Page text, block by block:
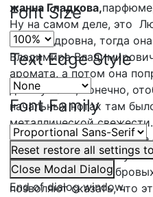
Font Size
Text Edge Style
Font Family
Reset restore all settings
Close Modal Dialog
End of dialog window.
жанна Гладкова,
Ну на самом деле, это
Александровна, тогда
Владимира
аромата, а потом она
для мужа. Я, конечно,
начальных нотах там
металлической
ситуация, что
держать лицо. А в
таких древесно-
позволяют сказать, что